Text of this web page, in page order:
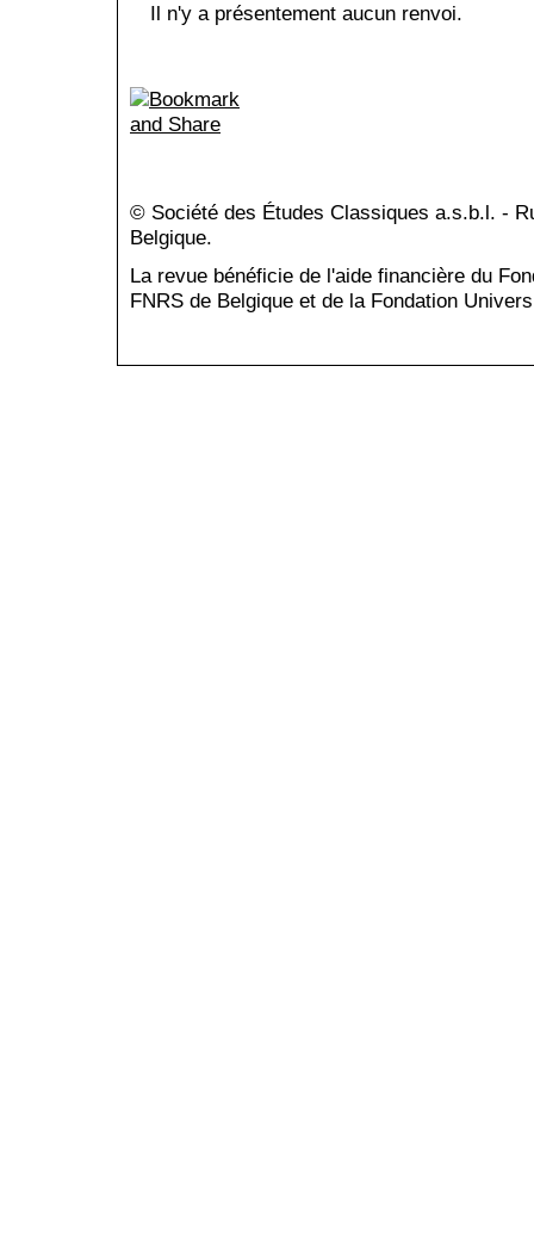
Il n'y a présentement aucun renvoi.
© Société des Études Classiques a.s.b.l. -
Belgique.
La revue bénéficie de l'aide financière du
FNRS de Belgique et de la Fondation